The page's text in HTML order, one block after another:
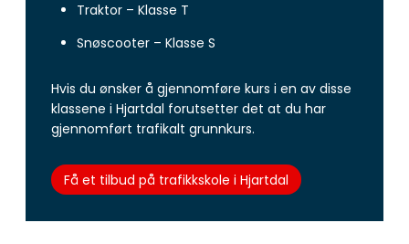
Traktor – Klasse T
Snøscooter – Klasse S
Hvis du ønsker å gjennomføre kurs i en av disse
klassene i Hjartdal forutsetter det at du har
gjennomført trafikalt grunnkurs.
Få et tilbud på trafikkskole i Hjartdal